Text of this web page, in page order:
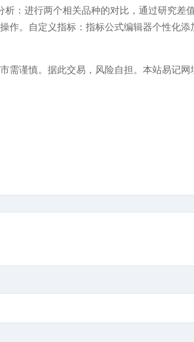
：进行两个相关品种的对比，通过研究差
作。自定义指标：指标公式编辑器个性化添
需谨慎。据此交易，风险自担。本站易记网